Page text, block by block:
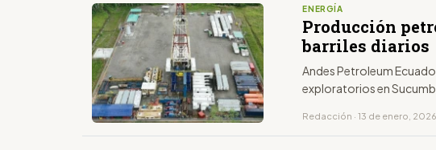
ENERGÍA
Producción
barriles diarios
Andes Petroleum
exploratorios en
Redacción · 13 de enero, 2026